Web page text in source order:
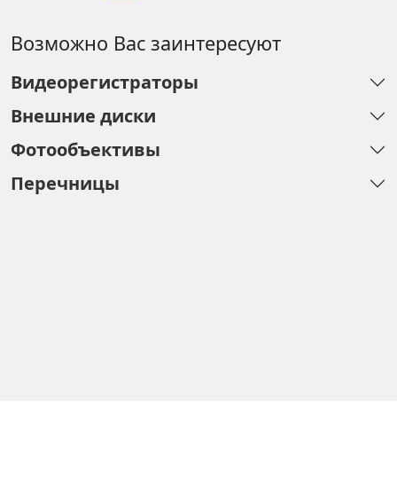
Возможно Вас заинтересуют
Видеорегистраторы
Внешние диски
Фотообъективы
Перечницы